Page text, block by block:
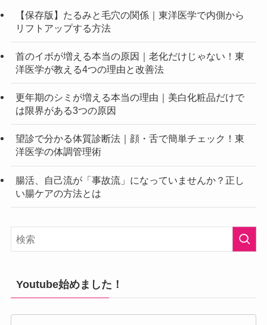
【保存版】たるみと毛穴の関係｜東洋医学で内側から
リフトアップする方法
首のイボが増える本当の原因｜老化だけじゃない！東
洋医学が教える4つの理由と改善法
更年期のシミが増える本当の理由｜美白化粧品だけで
は限界がある3つの原因
望診で分かる体質診断法｜顔・舌で簡単チェック！東
洋医学の体調管理術
腸活、自己流が「事故流」になっていませんか？正し
い腸ケアの方法とは
Youtube始めました！